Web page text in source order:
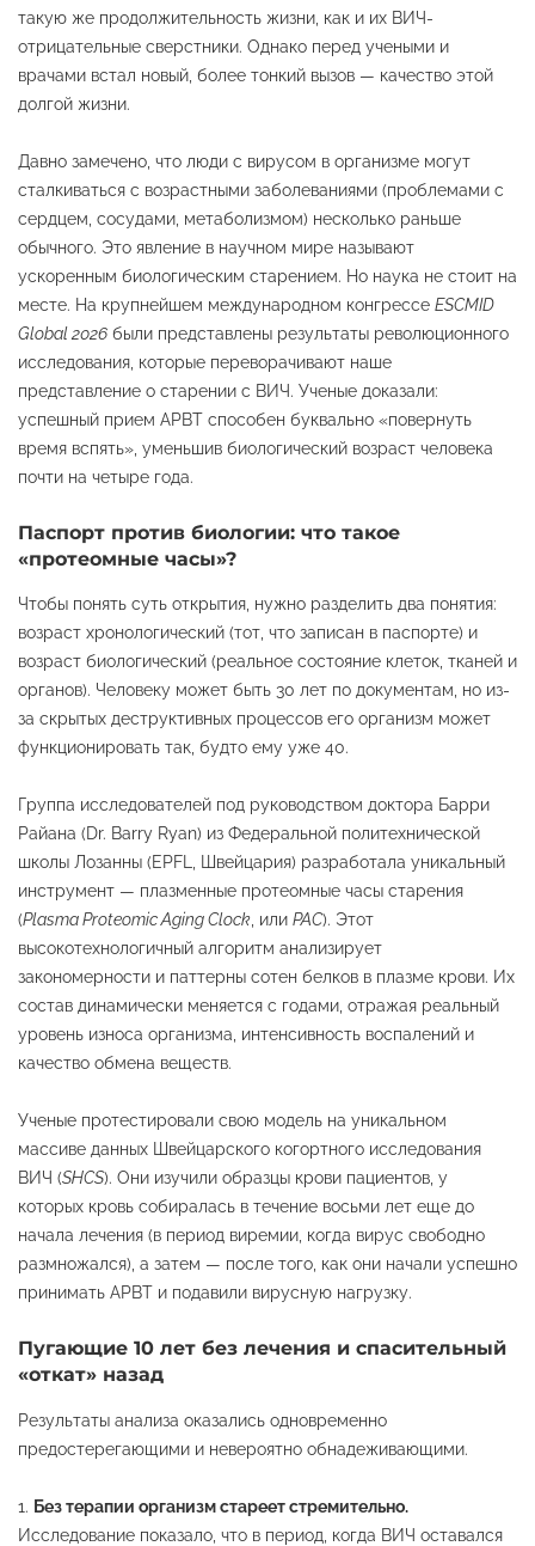
такую же продолжительность жизни, как и их ВИЧ-
отрицательные сверстники. Однако перед учеными и
врачами встал новый, более тонкий вызов — качество этой
долгой жизни.
Давно замечено, что люди с вирусом в организме могут
сталкиваться с возрастными заболеваниями (проблемами с
сердцем, сосудами, метаболизмом) несколько раньше
обычного. Это явление в научном мире называют
ускоренным биологическим старением. Но наука не стоит на
месте. На крупнейшем международном конгрессе ESCMID
Global 2026 были представлены результаты революционного
исследования, которые переворачивают наше
представление о старении с ВИЧ. Ученые доказали:
успешный прием АРВТ способен буквально «повернуть
время вспять», уменьшив биологический возраст человека
почти на четыре года.
Паспорт против биологии: что такое
«протеомные часы»?
Чтобы понять суть открытия, нужно разделить два понятия:
возраст хронологический (тот, что записан в паспорте) и
возраст биологический (реальное состояние клеток, тканей и
органов). Человеку может быть 30 лет по документам, но из-
за скрытых деструктивных процессов его организм может
функционировать так, будто ему уже 40.
Группа исследователей под руководством доктора Барри
Райана (Dr. Barry Ryan) из Федеральной политехнической
школы Лозанны (EPFL, Швейцария) разработала уникальный
инструмент — плазменные протеомные часы старения
(Plasma Proteomic Aging Clock , или PAC). Этот
высокотехнологичный алгоритм анализирует
закономерности и паттерны сотен белков в плазме крови. Их
состав динамически меняется с годами, отражая реальный
уровень износа организма, интенсивность воспалений и
качество обмена веществ.
Ученые протестировали свою модель на уникальном
массиве данных Швейцарского когортного исследования
ВИЧ (SHCS). Они изучили образцы крови пациентов, у
которых кровь собиралась в течение восьми лет еще до
начала лечения (в период виремии, когда вирус свободно
размножался), а затем — после того, как они начали успешно
принимать АРВТ и подавили вирусную нагрузку.
Пугающие 10 лет без лечения и спасительный
«откат» назад
Результаты анализа оказались одновременно
предостерегающими и невероятно обнадеживающими.
Без терапии организм стареет стремительно.
Исследование показало, что в период, когда ВИЧ оставался